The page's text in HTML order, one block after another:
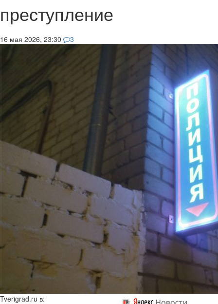
преступление
16 мая 2026, 23:30 3
Tverigrad.ru в: